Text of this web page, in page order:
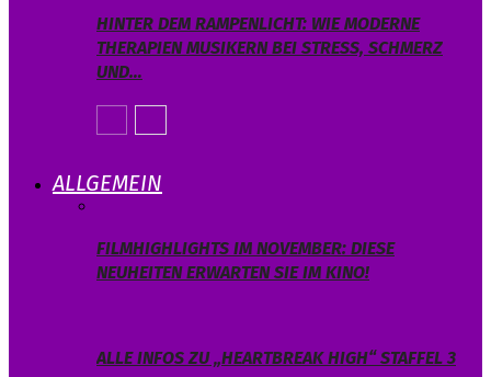
HINTER DEM RAMPENLICHT: WIE MODERNE
THERAPIEN MUSIKERN BEI STRESS, SCHMERZ
UND…
ALLGEMEIN
FILMHIGHLIGHTS IM NOVEMBER: DIESE
NEUHEITEN ERWARTEN SIE IM KINO!
ALLE INFOS ZU „HEARTBREAK HIGH“ STAFFEL 3